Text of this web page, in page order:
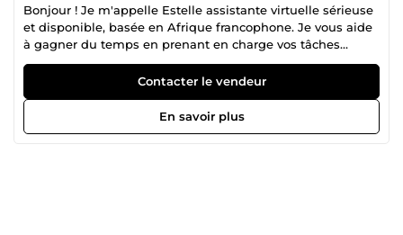
Bonjour ! Je m'appelle Estelle assistante virtuelle sérieuse
et disponible, basée en Afrique francophone. Je vous aide
à gagner du temps en prenant en charge vos tâches
quotidiennes à distance : ✅ Saisie et mise en forme de
documents ✅ Recherches sur internet et synthèse
d'informations ✅ Gestion et réponse aux commentaires
sur vos réseaux sociaux ✅ Rédaction d'emails, messages et
courriers professionnels ✅ Réponse aux emails de vos
Contacter le vendeur
En savoir plus